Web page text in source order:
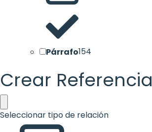
Párrafo154
Crear Referencia
Seleccionar tipo de relación